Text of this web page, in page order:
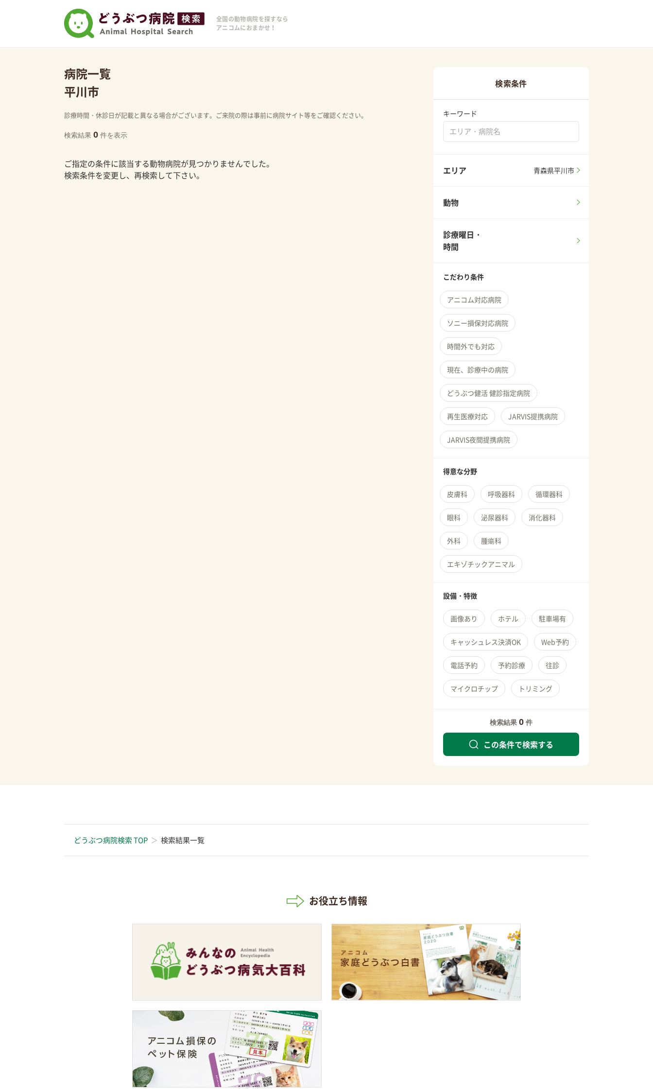
全国の動物病院を探すなら
アニコムにおまかせ！
病院一覧
平川市
診療時間・休診日が記載と異なる場合がございます。ご来院の際は事前に病院サイト等をご確認ください。
検索結果 0 件を表示
ご指定の条件に該当する動物病院が見つかりませんでした。
検索条件を変更し、再検索して下さい。
検索条件
キーワード
エリア 青森県平川市
動物
診療曜日・
時間
こだわり条件
アニコム対応病院
ソニー損保対応病院
時間外でも対応
現在、診療中の病院
どうぶつ健活 健診指定病院
再生医療対応 JARVIS提携病院
JARVIS夜間提携病院
得意な分野
皮膚科 呼吸器科 循環器科
眼科 泌尿器科 消化器科
外科 腫瘍科
エキゾチックアニマル
設備・特徴
画像あり ホテル 駐車場有
キャッシュレス決済OK Web予約
電話予約 予約診療 往診
マイクロチップ トリミング
検索結果 0 件
この条件で検索する
どうぶつ病院検索 TOP 検索結果一覧
お役立ち情報